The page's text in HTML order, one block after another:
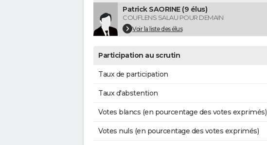
Patrick SAORINE (9 élus)
COUFLENS SALAU POUR DEMAIN
Voir la liste des élus
Participation au scrutin
Taux de participation
Taux d'abstention
Votes blancs (en pourcentage des votes exprimés)
Votes nuls (en pourcentage des votes exprimés)